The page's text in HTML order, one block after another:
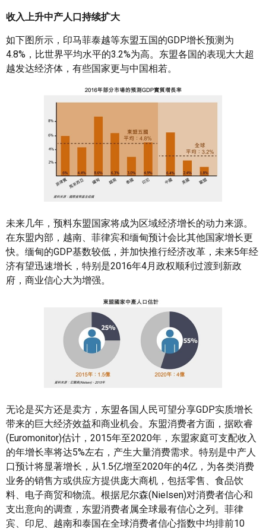
收入上升中产人口持续扩大
如下图所示，印马菲泰越等东盟五国的GDP增长预测为
4.8%，比世界平均水平的3.2%为高。东盟各国的表现大大超
越发达经济体，有些国家更与中国相若。
未来几年，预料东盟国家将成为区域经济增长的动力来源。
在东盟内部，越南、菲律宾和缅甸预计会比其他国家增长更
快。缅甸的GDP基数较低，并加快推行经济改革，未来5年经
济有望迅速增长，特别是2016年4月政权顺利过渡到新政
府，商业信心大为增强。
无论是买方还是卖方，东盟各国人民可望分享GDP实质增长
带来的巨大经济效益和商业机会。东盟消费者方面，据欧睿
(Euromonitor)估计，2015年至2020年，东盟家庭可支配收入
的年增长率将达5%左右，产生大量消费需求。特别是中产人
口预计将显著增长，从1.5亿增至2020年的4亿，为各类消费
业务的销售方或供应方提供庞大商机，包括零售、食品饮
料、电子商贸和物流。根据尼尔森(Nielsen)对消费者信心和
支出意向的调查，东盟消费者属全球最有信心之列。菲律
宾、印尼、越南和泰国在全球消费者信心指数中均排前10